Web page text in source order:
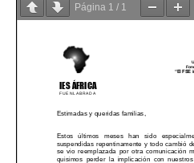
Página 1 / 1